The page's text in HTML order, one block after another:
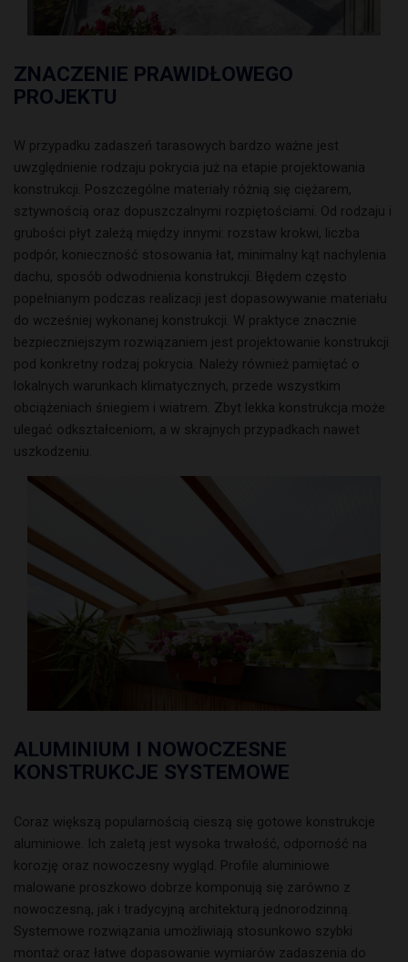
ZNACZENIE PRAWIDŁOWEGO
PROJEKTU
W przypadku zadaszeń tarasowych bardzo ważne jest
uwzględnienie rodzaju pokrycia już na etapie projektowania
konstrukcji. Poszczególne materiały różnią się ciężarem,
sztywnością oraz dopuszczalnymi rozpiętościami. Od rodzaju i
grubości płyt zależą między innymi: rozstaw krokwi, liczba
podpór, konieczność stosowania łat, minimalny kąt nachylenia
dachu, sposób odwodnienia konstrukcji. Błędem często
popełnianym podczas realizacji jest dopasowywanie materiału
do wcześniej wykonanej konstrukcji. W praktyce znacznie
bezpieczniejszym rozwiązaniem jest projektowanie konstrukcji
pod konkretny rodzaj pokrycia. Należy również pamiętać o
lokalnych warunkach klimatycznych, przede wszystkim
obciążeniach śniegiem i wiatrem. Zbyt lekka konstrukcja może
ulegać odkształceniom, a w skrajnych przypadkach nawet
uszkodzeniu.
ALUMINIUM I NOWOCZESNE
KONSTRUKCJE SYSTEMOWE
Coraz większą popularnością cieszą się gotowe konstrukcje
aluminiowe. Ich zaletą jest wysoka trwałość, odporność na
korozję oraz nowoczesny wygląd. Profile aluminiowe
malowane proszkowo dobrze komponują się zarówno z
nowoczesną, jak i tradycyjną architekturą jednorodzinną.
Systemowe rozwiązania umożliwiają stosunkowo szybki
montaż oraz łatwe dopasowanie wymiarów zadaszenia do